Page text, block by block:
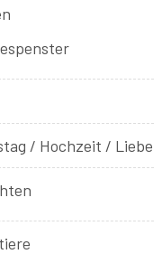
/ Hochzeit / Liebe